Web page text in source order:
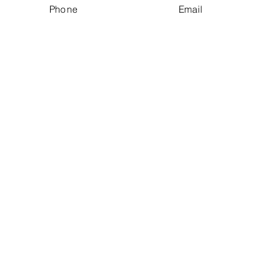
Phone Email